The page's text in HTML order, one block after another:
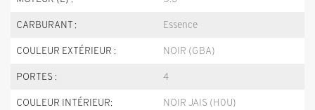
CARBURANT : Essence
COULEUR EXTÉRIEUR : NOIR (GBA)
PORTES : 4
COULEUR INTÉRIEUR: NOIR JAIS (H0U)